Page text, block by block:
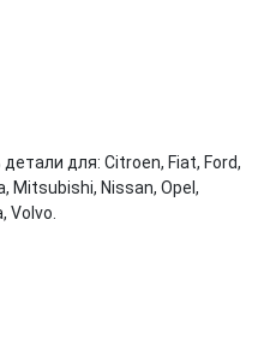
для: Citroen, Fiat, Ford,
Mitsubishi, Nissan, Opel,
Volvo.